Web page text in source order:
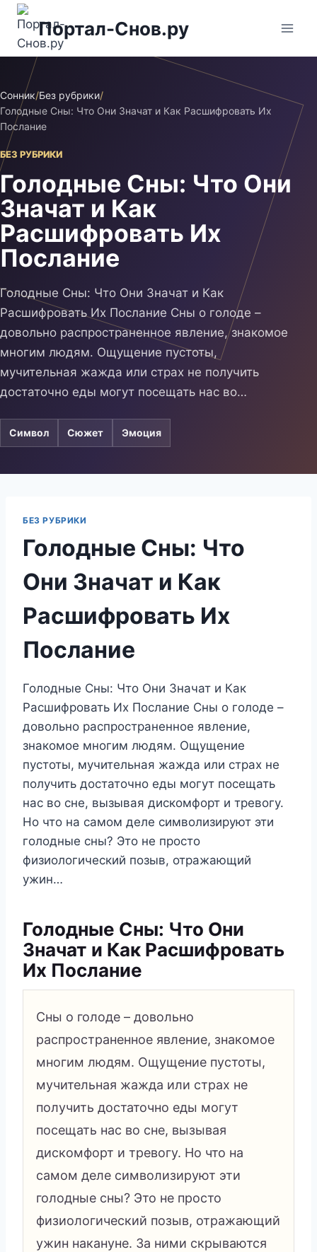
Перейти
содержимому
Портал-Снов.ру
Сонник/Без рубрики/
Голодные Сны: Что Они Значат и Как Расшифровать Их
Послание
БЕЗ РУБРИКИ
Голодные Сны: Что Они
Значат и Как
Расшифровать Их
Послание
Голодные Сны: Что Они Значат и Как
Расшифровать Их Послание Сны о голоде –
довольно распространенное явление, знакомое
многим людям. Ощущение пустоты,
мучительная жажда или страх не получить
достаточно еды могут посещать нас во…
Символ Сюжет Эмоция
БЕЗ РУБРИКИ
Голодные Сны: Что
Они Значат и Как
Расшифровать Их
Послание
Голодные Сны: Что Они Значат и Как
Расшифровать Их Послание Сны о голоде –
довольно распространенное явление,
знакомое многим людям. Ощущение
пустоты, мучительная жажда или страх не
получить достаточно еды могут посещать
нас во сне, вызывая дискомфорт и тревогу.
Но что на самом деле символизируют эти
голодные сны? Это не просто
физиологический позыв, отражающий
ужин…
Голодные Сны: Что Они
Значат и Как Расшифровать
Их Послание
Сны о голоде – довольно
распространенное явление, знакомое
многим людям. Ощущение пустоты,
мучительная жажда или страх не
получить достаточно еды могут
посещать нас во сне, вызывая
дискомфорт и тревогу. Но что на
самом деле символизируют эти
голодные сны? Это не просто
физиологический позыв, отражающий
ужин накануне. За ними скрываются